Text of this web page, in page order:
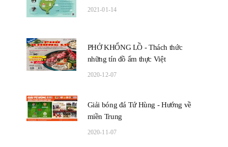
2021-01-14
PHỞ KHỔNG LỒ - Thách thức
những tín đồ ẩm thực Việt
2020-12-07
Giải bóng đá Tứ Hùng - Hướng về
miền Trung
2020-11-07